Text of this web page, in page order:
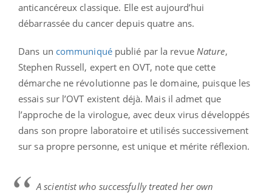
anticancéreux classique. Elle est aujourd’hui
débarrassée du cancer depuis quatre ans.
Dans un communiquépublié par la revue Nature,
Stephen Russell, expert en OVT, note que cette
démarche ne révolutionne pas le domaine, puisque les
essais sur l’OVT existent déjà. Mais il admet que
l’approche de la virologue, avec deux virus développés
dans son propre laboratoire et utilisés successivement
sur sa propre personne, est unique et mérite réflexion.
A scientist who successfully treated her own